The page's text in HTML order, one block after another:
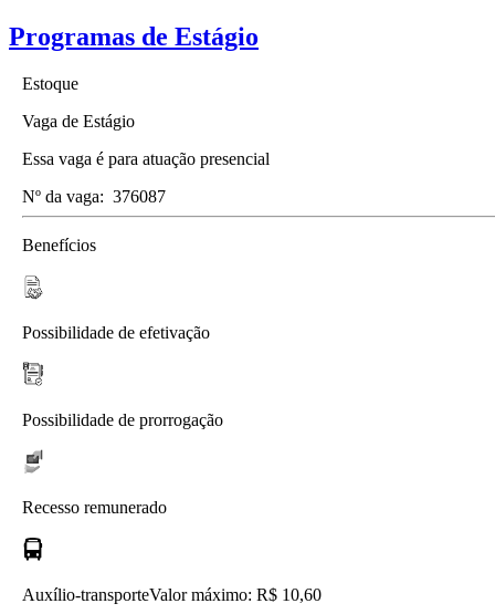
Programas de Estágio
Estoque
Vaga de Estágio
Essa vaga é para atuação presencial
Nº da vaga: 376087
Benefícios
Possibilidade de efetivação
Possibilidade de prorrogação
Recesso remunerado
Auxílio-transporteValor máximo: R$ 10,60